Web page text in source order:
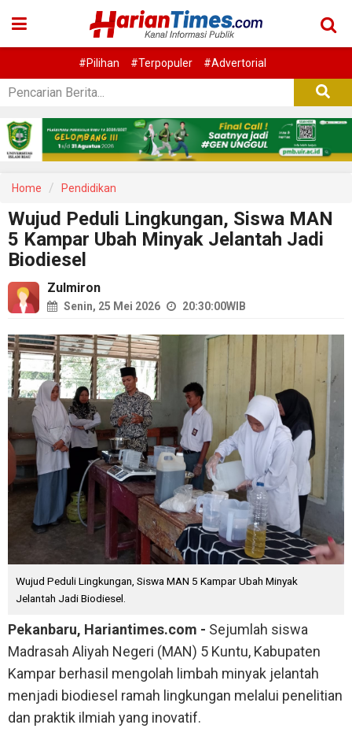
#Pilihan #Terpopuler #Advertorial
Home Pendidikan
Wujud Peduli Lingkungan, Siswa MAN
5 Kampar Ubah Minyak Jelantah Jadi
Biodiesel
Zulmiron
Senin, 25 Mei 2026 20:30:00WIB
Wujud Peduli Lingkungan, Siswa MAN 5 Kampar Ubah Minyak
Jelantah Jadi Biodiesel.
Pekanbaru, Hariantimes.com - Sejumlah siswa
Madrasah Aliyah Negeri (MAN) 5 Kuntu, Kabupaten
Kampar berhasil mengolah limbah minyak jelantah
menjadi biodiesel ramah lingkungan melalui penelitian
dan praktik ilmiah yang inovatif.